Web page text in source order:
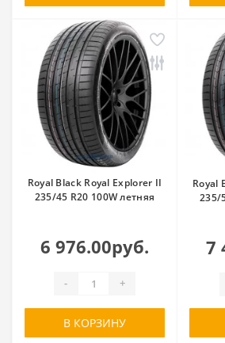
Royal Black Royal Explorer II
235/45 R20 100W летняя
6 976.00руб.
- +
В КОРЗИНУ
Royal
235/
7